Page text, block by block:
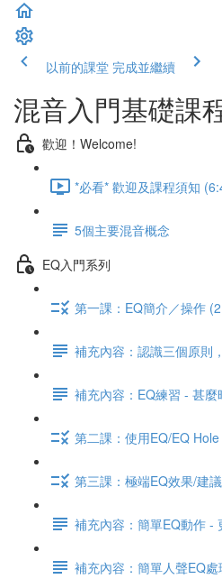
以前的課堂 完成並繼續
混音入門基礎課
歡迎！Welcome!
*必看* 歡迎及課程須知
5個主要混音概念
EQ入門系列
第一課：EQ簡介／操作
補充內容：認識三個原則
補充內容：EQ練習 - 甚
第二課：使用EQ/EQ
第三課：極端EQ效果/建
補充內容：簡單EQ動作 -
補充內容：簡單人聲EQ處